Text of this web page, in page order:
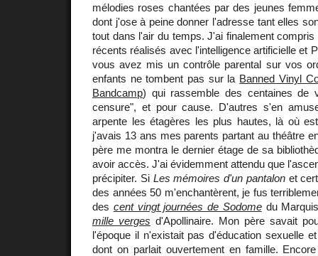
mélodies roses chantées par des jeunes
dont j'ose à peine donner l'adresse tant elles
tout dans l'air du temps. J'ai finalement
récents réalisés avec l'intelligence artificielle et
vous avez mis un contrôle parental sur vos
enfants ne tombent pas sur la Banned Vinyl
Bandcamp) qui rassemble des centaines de
censure", et pour cause. D'autres s'en
arpente les étagères les plus hautes, là où
j'avais 13 ans mes parents partant au théâtre
père me montra le dernier étage de sa
avoir accès. J'ai évidemment attendu que
précipiter. Si Les mémoires d'un pantalonet
des années 50 m'enchantèrent, je fus
des cent vingt journées de Sodomedu
mille verges d'Apollinaire. Mon père savait
l'époque il n'existait pas d'éducation sexuelle
dont on parlait ouvertement en famille.